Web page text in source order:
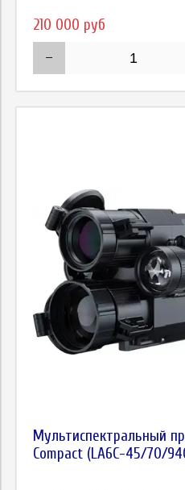
210 000 руб
Мультиспектральный
Compact (LA6C-45/70/